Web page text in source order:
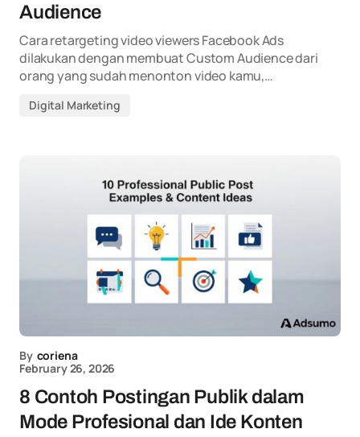
Audience
Cara retargeting video viewers Facebook Ads
dilakukan dengan membuat Custom Audience dari
orang yang sudah menonton video kamu,…
Digital Marketing
By coriena
February 26, 2026
8 Contoh Postingan Publik dalam
Mode Profesional dan Ide Konten